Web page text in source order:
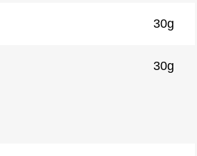
30g
30g